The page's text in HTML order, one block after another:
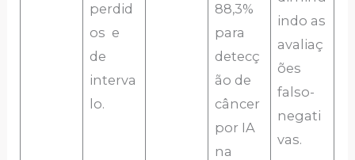
perdid
os e
de
interva
lo.
88,3%
para
detecç
ão de
câncer
por IA
na
indo as
avaliaç
ões
falso-
negati
vas.